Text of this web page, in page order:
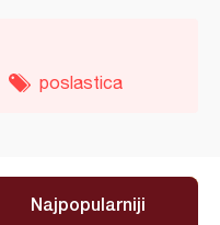
poslastica
Najpopularniji